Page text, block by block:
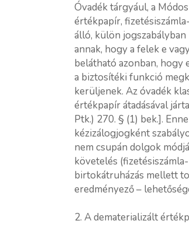
Óvadék tárgyául, a
értékpapír,
álló, külön
annak, hogy a felek e
belátható azonban, hogy
a biztosítéki funkció
kerüljenek. Az óvadék
értékpapír átadásával
Ptk.) 270. § (1) bek.].
kézizálogjogként
nem csupán dolgok
követelés
birtokátruházás mellett
eredményező –
2. A dematerializált